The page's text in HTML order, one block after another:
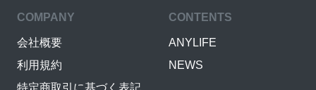
COMPANY
会社概要
利用規約
特定商取引に基づく表記
CONTENTS
ANYLIFE
NEWS